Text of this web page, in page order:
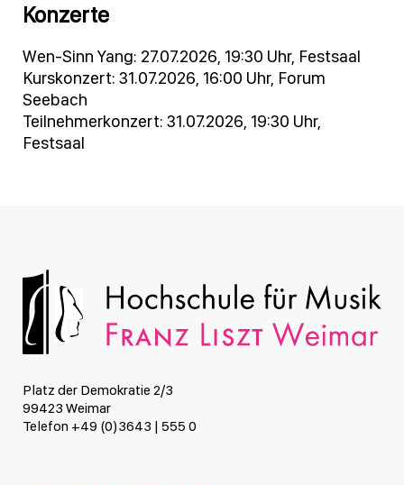
Konzerte
Wen-Sinn Yang: 27.07.2026, 19:30 Uhr, Festsaal
Kurskonzert: 31.07.2026, 16:00 Uhr, Forum
Seebach
Teilnehmerkonzert: 31.07.2026, 19:30 Uhr,
Festsaal
Platz der Demokratie 2/3
99423 Weimar
Telefon +49 (0)3643 | 555 0